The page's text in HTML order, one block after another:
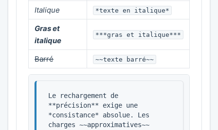
Italique *texte en italique*
Gras et
italique
***gras et italique***
Barré ~~texte barré~~
Le rechargement de
**précision** exige une
*consistance* absolue. Les
charges ~~approximatives~~